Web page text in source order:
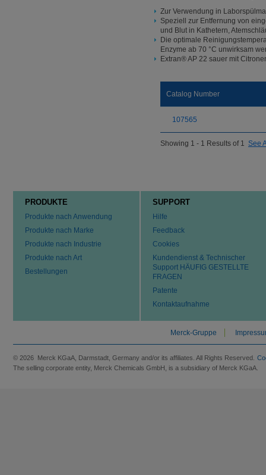
Zur Verwendung in
Speziell zur Entfernung von
und Blut in Kathetern,
Die optimale
Enzyme ab 70 °C unwirksam
Extran® AP 22 sauer mit
Catalog Number
107565
Showing 1 - 1 Results of 1 See
PRODUKTE
Produkte nach Anwendung
Produkte nach Marke
Produkte nach Industrie
Produkte nach Art
Bestellungen
SUPPORT
Hilfe
Feedback
Cookies
Kundendienst & Technischer
Support HÄUFIG GESTELLTE
FRAGEN
Patente
Kontaktaufnahme
Merck-Gruppe
© 2026 Merck KGaA, Darmstadt, Germany and/or its affiliates. All Rights Reserved.
The selling corporate entity, Merck Chemicals GmbH, is a subsidiary of Merck KGaA.